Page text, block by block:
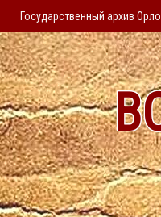
Государственный архив